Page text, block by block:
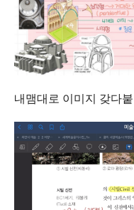
내맴대로 이미지 갖다